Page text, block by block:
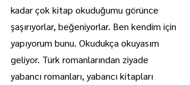
kadar çok kitap okuduğumu görünce
şaşırıyorlar, beğeniyorlar. Ben kendim için
yapıyorum bunu. Okudukça okuyasım
geliyor. Türk romanlarından ziyade
yabancı romanları, yabancı kitapları